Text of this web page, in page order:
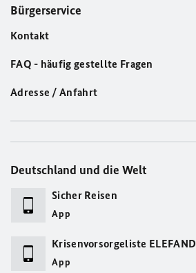
Bürgerservice
Kontakt
FAQ - häufig gestellte Fragen
Adresse / Anfahrt
Deutschland und die Welt
Sicher Reisen
App
Krisenvorsorgeliste ELEFAND
App